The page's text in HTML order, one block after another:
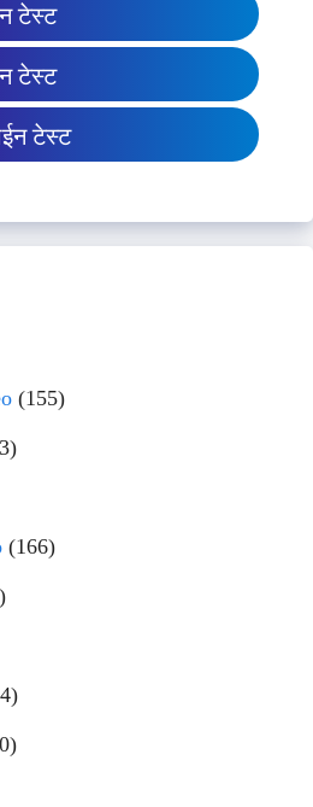
टेस्ट
टेस्ट
टेस्ट
(155)
(166)